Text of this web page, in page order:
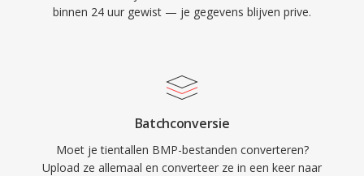
binnen 24 uur gewist — je gegevens blijven prive.
Batchconversie
Moet je tientallen BMP-bestanden converteren?
Upload ze allemaal en converteer ze in een keer naar